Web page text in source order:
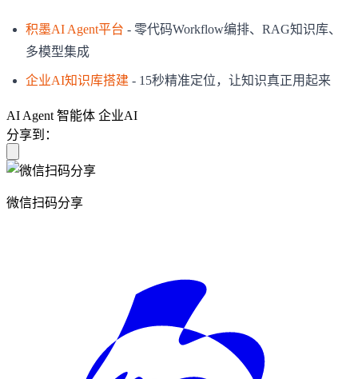
积墨AI Agent平台 - 零代码Workflow编排、RAG知识库、
多模型集成
企业AI知识库搭建 - 15秒精准定位，让知识真正用起来
AI Agent 智能体 企业AI
分享到：
微信扫码分享